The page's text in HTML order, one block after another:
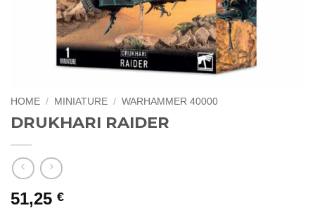
HOME / MINIATURE / WARHAMMER 40000
DRUKHARI RAIDER
51,25 €